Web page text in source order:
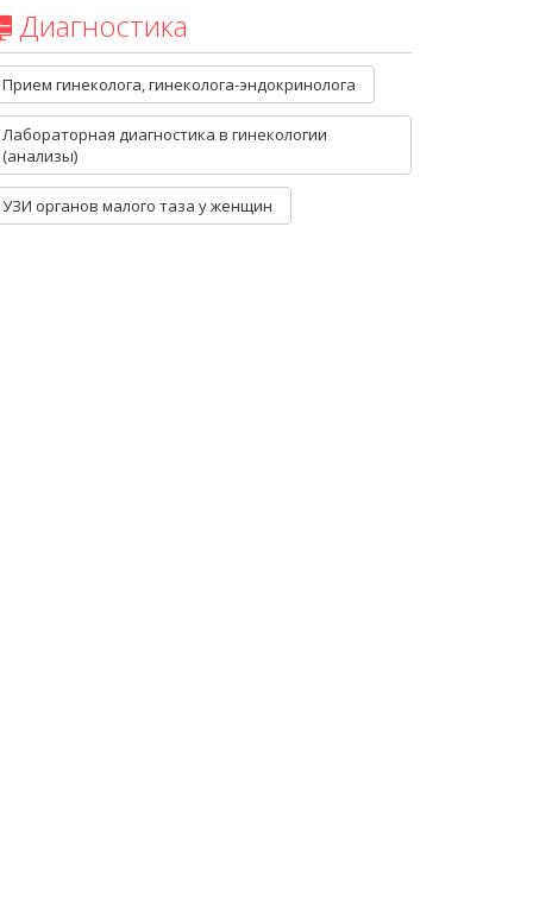
Диагностика
Прием гинеколога, гинеколога-эндокринолога
Лабораторная диагностика в гинекологии
(анализы)
УЗИ органов малого таза у женщин